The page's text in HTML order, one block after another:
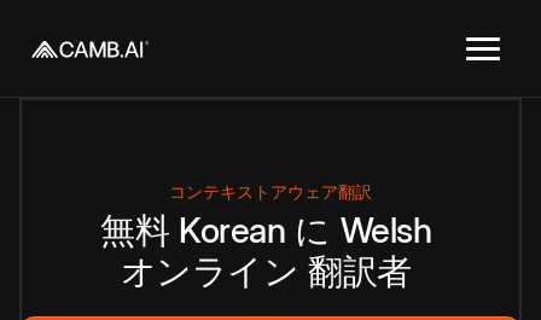
コンテキストアウェア翻訳
無料 Korean に Welsh
オンライン 翻訳者